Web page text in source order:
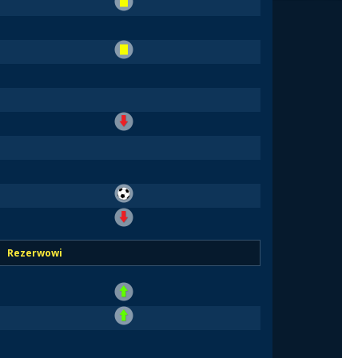
Rezerwowi